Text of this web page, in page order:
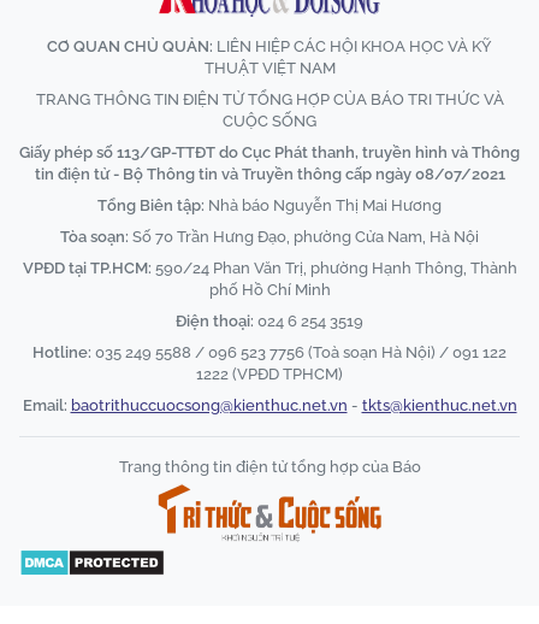
CƠ QUAN CHỦ QUẢN: LIÊN HIỆP CÁC HỘI KHOA HỌC VÀ KỸ
THUẬT VIỆT NAM
TRANG THÔNG TIN ĐIỆN TỬ TỔNG HỢP CỦA BÁO TRI THỨC VÀ
CUỘC SỐNG
Giấy phép số 113/GP-TTĐT do Cục Phát thanh, truyền hình và Thông
tin điện tử - Bộ Thông tin và Truyền thông cấp ngày 08/07/2021
Tổng Biên tập: Nhà báo Nguyễn Thị Mai Hương
Tòa soạn: Số 70 Trần Hưng Đạo, phường Cửa Nam, Hà Nội
VPĐD tại TP.HCM: 590/24 Phan Văn Trị, phường Hạnh Thông, Thành
phố Hồ Chí Minh
Điện thoại: 024 6 254 3519
Hotline: 035 249 5588 / 096 523 7756 (Toà soạn Hà Nội) / 091 122
1222 (VPĐD TPHCM)
Email: baotrithuccuocsong@kienthuc.net.vn - tkts@kienthuc.net.vn
Trang thông tin điện tử tổng hợp của Báo